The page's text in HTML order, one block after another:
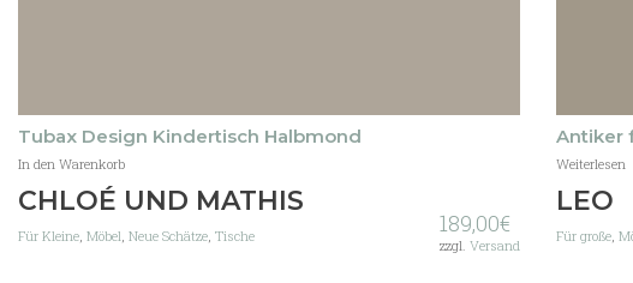
Tubax Design Kindertisch Halbmond
In den Warenkorb
CHLOÉ UND MATHIS
Für Kleine Möbel Neue Schätze Tische 189,00€
zzgl. Versand
Antiker
Weiterlesen
LEO
Für große,